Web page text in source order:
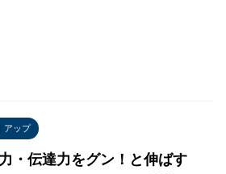
アップ
・伝達力をグン！と伸ばす